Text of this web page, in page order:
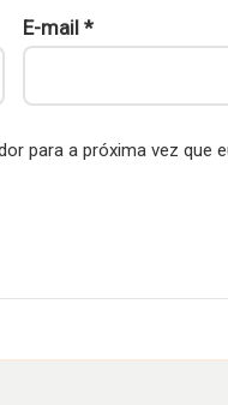
E-mail *
para a próxima vez que